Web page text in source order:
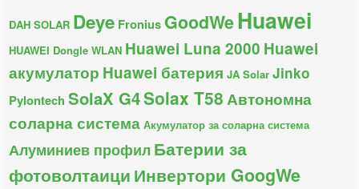
DAH SOLAR Deye Fronius GoodWeHuawei
HUAWEI Dongle WLAN Huawei Luna 2000 Huawei
акумулатор Huawei батерия JA Solar Jinko
Pylontech SolaX G4Solax T58 Автономна
соларна система Акумулатор за соларна система
Алуминиев профилБатерии за
фотоволтаици Инвертори GoogWe